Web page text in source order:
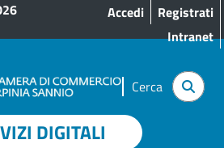
Menu profilo utente
Accedi
Registrati
Intranet
Cerca
DIGITALI